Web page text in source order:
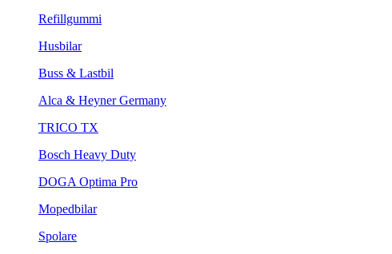
Refillgummi
Husbilar
Buss & Lastbil
Alca & Heyner Germany
TRICO TX
Bosch Heavy Duty
DOGA Optima Pro
Mopedbilar
Spolare